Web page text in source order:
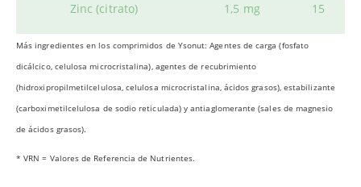
Zinc (citrato) 1,5 mg 15
Más ingredientes en los comprimidos de Ysonut: Agentes de carga (fosfato
dicálcico, celulosa microcristalina), agentes de recubrimiento
(hidroxipropilmetilcelulosa, celulosa microcristalina, ácidos grasos), estabilizante
(carboximetilcelulosa de sodio reticulada) y antiaglomerante (sales de magnesio
de ácidos grasos).
* VRN = Valores de Referencia de Nutrientes.